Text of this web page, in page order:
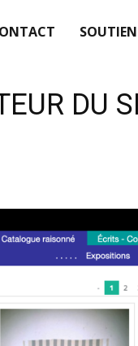
SOUTIEN
DU